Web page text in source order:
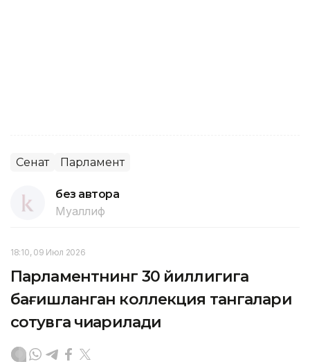
Сенат Парламент
без автора
Муаллиф
18:10, 09 Июл 2026
Парламентнинг 30 йиллигига
бағишланган коллекция тангалари
сотувга чиқарилади